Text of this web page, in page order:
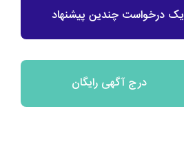
یک درخواست چندین پیشنهاد
درج آگهی رایگان